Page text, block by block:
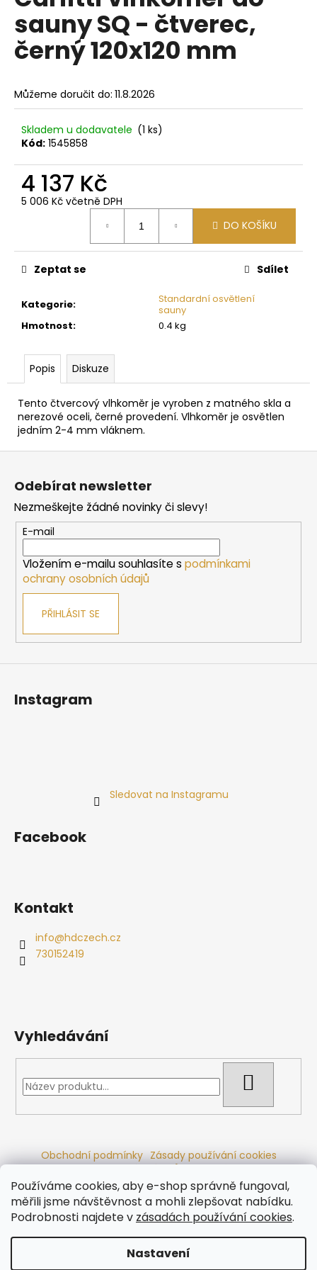
Používáme cookies, aby e-shop správně fungoval,
měřili jsme návštěvnost a mohli zlepšovat nabídku.
Podrobnosti najdete v zásadách používání cookies.
Nastavení
z
5
hvězdiček.
sauny SQ - čtverec,
černý 120x120 mm
Můžeme doručit do: 11.8.2026
Skladem u dodavatele (1 ks)
Kód: 1545858
4 137 Kč
5 006 Kč včetně DPH
DO KOŠÍKU
Kategorie:
Standardní osvětlení
sauny
Hmotnost: 0.4 kg
Zeptat se Sdílet
Popis Diskuze
Tento čtvercový vlhkoměr je vyroben z matného skla a
nerezové oceli, černé provedení. Vlhkoměr je osvětlen
jedním 2-4 mm vláknem.
a
j
í
?
HLEDAT
p
o
u
č
u
m
e
SAUNOVÁ
KAMNA
HARVIA
M3
10
138
Kč
Z
Odebírat newsletter
Nezmeškejte žádné novinky či slevy!
E-mail
Vložením e-mailu souhlasíte s podmínkami
ochrany osobních údajů
PŘIHLÁSIT SE
Instagram
Sledovat na Instagramu
Facebook
Kontakt
info@hdczech.cz
730152419
Vyhledávání
Obchodní podmínky Zásady používání cookies
Ochrana osobních údajů Dřevěné sauny
Odstoupení od smlouvy Reklamační řád Kontakty
Koupací sudy
Radiátory